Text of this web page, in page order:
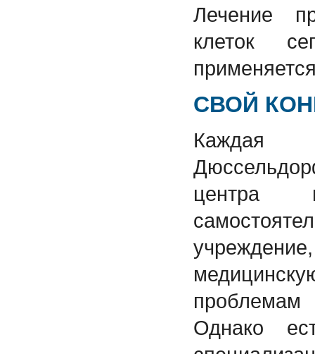
Лечение
клеток
СВОЙ
центра
Однако